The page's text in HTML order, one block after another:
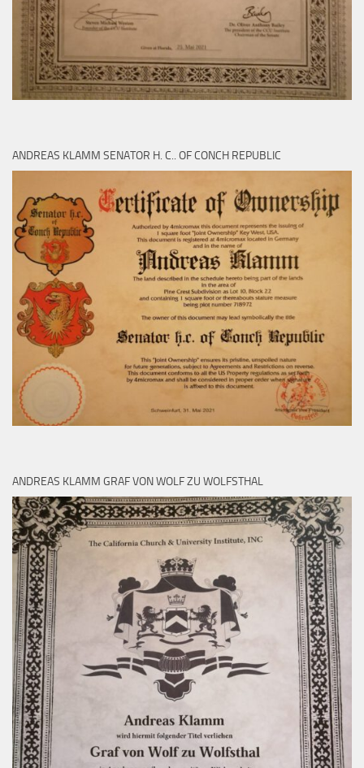
ANDREAS KLAMM SENATOR H. C.. OF CONCH REPUBLIC
ANDREAS KLAMM GRAF VON WOLF ZU WOLFSTHAL